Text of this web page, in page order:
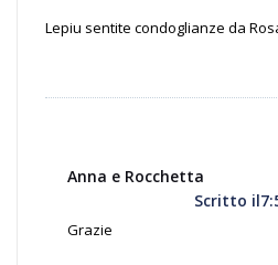
Lepiu sentite condoglianze da
Anna e Rocchetta
Scritto
Grazie